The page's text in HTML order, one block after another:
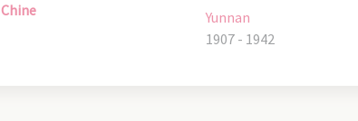
Chine
Yunnan
1907 - 1942